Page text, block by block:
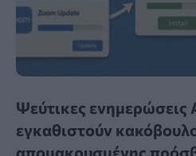
Ψεύτικες ενημερώσεις
εγκαθιστούν
απομακρυσμένης